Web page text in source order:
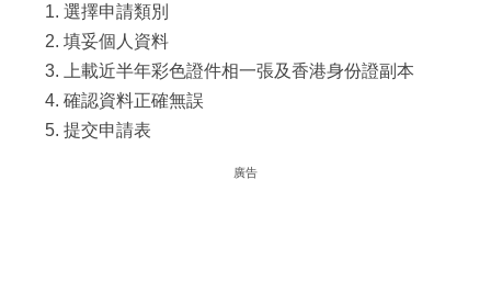
選擇申請類別
填妥個人資料
上載近半年彩色證件相一張及香港身份證副本
確認資料正確無誤
提交申請表
廣告